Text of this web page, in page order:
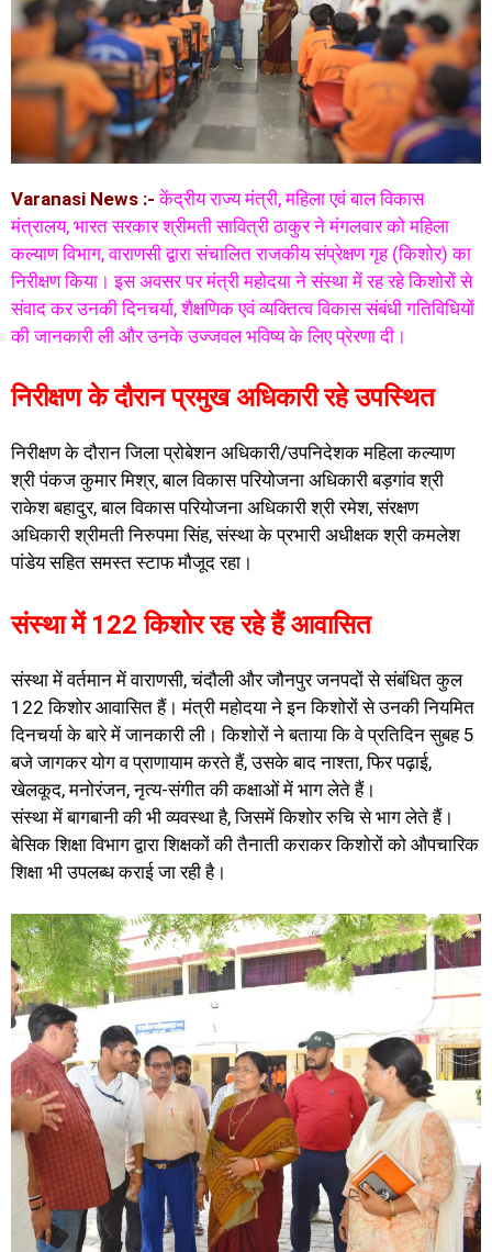
Varanasi News :- केंद्रीय राज्य मंत्री, महिला एवं बाल विकास
मंत्रालय, भारत सरकार श्रीमती सावित्री ठाकुर ने मंगलवार को महिला
कल्याण विभाग, वाराणसी द्वारा संचालित राजकीय संप्रेक्षण गृह (किशोर) का
निरीक्षण किया। इस अवसर पर मंत्री महोदया ने संस्था में रह रहे किशोरों से
संवाद कर उनकी दिनचर्या, शैक्षणिक एवं व्यक्तित्व विकास संबंधी गतिविधियों
की जानकारी ली और उनके उज्जवल भविष्य के लिए प्रेरणा दी।
निरीक्षण के दौरान प्रमुख अधिकारी रहे उपस्थित
निरीक्षण के दौरान जिला प्रोबेशन अधिकारी/उपनिदेशक महिला कल्याण
श्री पंकज कुमार मिश्र, बाल विकास परियोजना अधिकारी बड़गांव श्री
राकेश बहादुर, बाल विकास परियोजना अधिकारी श्री रमेश, संरक्षण
अधिकारी श्रीमती निरुपमा सिंह, संस्था के प्रभारी अधीक्षक श्री कमलेश
पांडेय सहित समस्त स्टाफ मौजूद रहा।
संस्था में 122 किशोर रह रहे हैं आवासित
संस्था में वर्तमान में वाराणसी, चंदौली और जौनपुर जनपदों से संबंधित कुल
122 किशोर आवासित हैं। मंत्री महोदया ने इन किशोरों से उनकी नियमित
दिनचर्या के बारे में जानकारी ली। किशोरों ने बताया कि वे प्रतिदिन सुबह 5
बजे जागकर योग व प्राणायाम करते हैं, उसके बाद नाश्ता, फिर पढ़ाई,
खेलकूद, मनोरंजन, नृत्य-संगीत की कक्षाओं में भाग लेते हैं।
संस्था में बागबानी की भी व्यवस्था है, जिसमें किशोर रुचि से भाग लेते हैं।
बेसिक शिक्षा विभाग द्वारा शिक्षकों की तैनाती कराकर किशोरों को औपचारिक
शिक्षा भी उपलब्ध कराई जा रही है।